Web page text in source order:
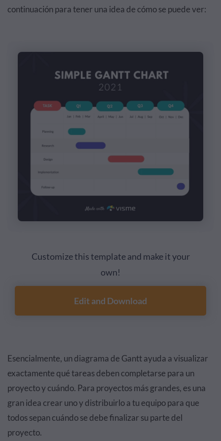
continuación para tener una idea de cómo se puede ver:
Customize this template and make it your
own!
Edit and Download
Esencialmente, un diagrama de Gantt ayuda a visualizar
exactamente qué tareas deben completarse para un
proyecto y cuándo. Para proyectos más grandes, es una
gran idea crear uno y distribuirlo a tu equipo para que
todos sepan cuándo se debe finalizar su parte del
proyecto.